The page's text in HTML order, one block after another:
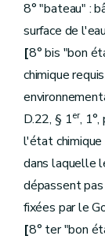
Art.
Art.
Art.
Art.
Art.
Art.
Art.
Art.
Art.
Art.
Art.
Art.
Art.
Art.
8° "bateau" :
surface de
[8° bis "bon
chimique
D.22, § 1er,
l'état chimique
dans laquelle
dépassent
fixées par le
[8° ter "bon